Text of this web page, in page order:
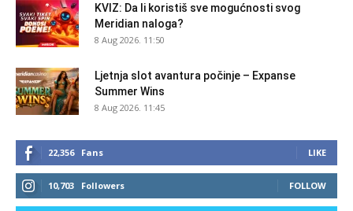
KVIZ: Da li koristiš sve mogućnosti svog
Meridian naloga?
8 Aug 2026. 11:50
Ljetnja slot avantura počinje – Expanse
Summer Wins
8 Aug 2026. 11:45
22,356 Fans LIKE
10,703 Followers FOLLOW